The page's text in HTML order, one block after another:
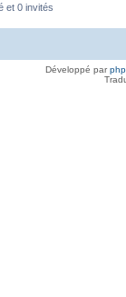
et 0 invités
Développé par